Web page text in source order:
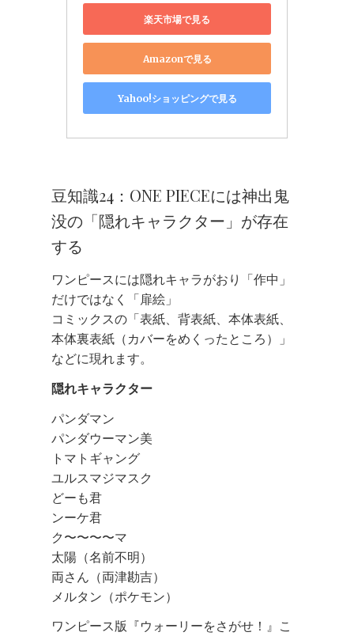
楽天市場で見る
Amazonで見る
Yahoo!ショッピングで見る
豆知識24：ONE PIECEには神出鬼
没の「隠れキャラクター」が存在
する
ワンピースには隠れキャラがおり「作中」
だけではなく「扉絵」
コミックスの「表紙、背表紙、本体表紙、
本体裏表紙（カバーをめくったところ）」
などに現れます。
隠れキャラクター
パンダマン
パンダウーマン美
トマトギャング
ユルスマジマスク
どーも君
ンーケ君
ク〜〜〜〜マ
太陽（名前不明）
両さん（両津勘吉）
メルタン（ポケモン）
ワンピース版『ウォーリーをさがせ！』こ